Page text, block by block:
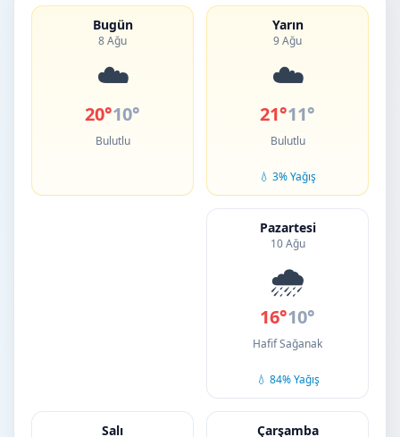
Bugün
8 Ağu
☁️
20°10°
Bulutlu
Yarın
9 Ağu
☁️
21°11°
Bulutlu
💧 3% Yağış
Pazartesi
10 Ağu
🌧️
16°10°
Hafif Sağanak
💧 84% Yağış
Salı Çarşamba